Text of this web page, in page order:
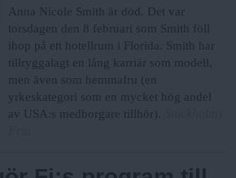
Anna Nicole Smith är död. Det var
torsdagen den 8 februari som Smith föll
ihop på ett hotellrum i Florida. Smith har
tillryggalagt en lång karriär som modell,
men även som hemmafru (en
yrkeskategori som en mycket hög andel
av USA:s medborgare tillhör).